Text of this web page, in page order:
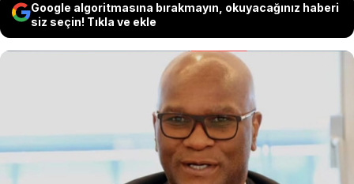
Google algoritmasına bırakmayın, okuyacağınız haberi
siz seçin! Tıkla ve ekle
Güney Afrika'nın Fransa Büyükelçisi Nkosinathi
Emmanuel Mthethwa, Paris'te kaldığı bir otelin
önünde ölü bulundu. Büyükelçinin eşi
tarafından kayıp olarak bildirildiği günün
ertesinde gelen bu haber, hem diplomatik